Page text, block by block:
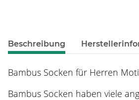
weitere Registerkarten anzeigen
Beschreibung
Bambus Socken für Herren
Bambus Socken haben viele